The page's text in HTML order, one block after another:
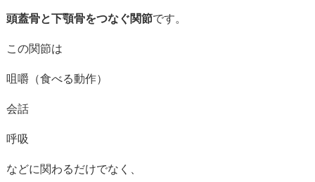
頭蓋骨と下顎骨をつなぐ関節です。
この関節は
咀嚼（食べる動作）
会話
呼吸
などに関わるだけでなく、